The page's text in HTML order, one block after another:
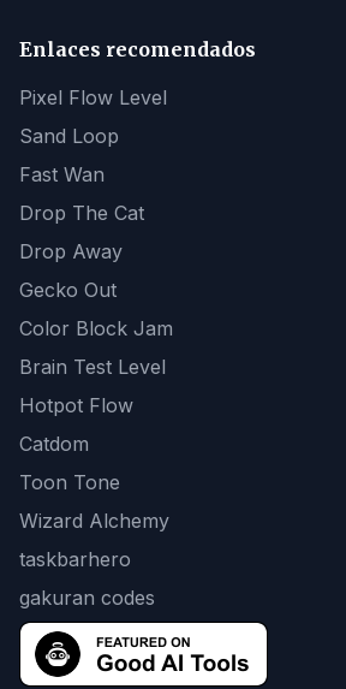
Enlaces recomendados
Pixel Flow Level
Sand Loop
Fast Wan
Drop The Cat
Drop Away
Gecko Out
Color Block Jam
Brain Test Level
Hotpot Flow
Catdom
Toon Tone
Wizard Alchemy
taskbarhero
gakuran codes